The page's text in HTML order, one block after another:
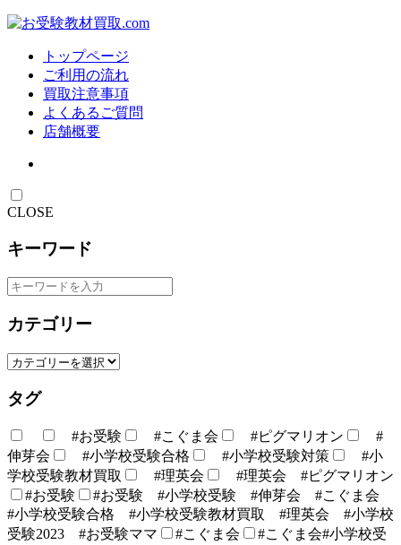
トップページ
ご利用の流れ
買取注意事項
よくあるご質問
店舗概要
CLOSE
キーワード
カテゴリー
タグ
#お受験 #こぐま会 #ピグマリオン
#
伸芽会
#小学校受験合格 #小学校受験対策
#小
学校受験教材買取
#理英会
#理英会 #ピグマリオン
#お受験
#お受験 #小学校受験 #伸芽会 #こぐま会
#小学校受験合格 #小学校受験教材買取 #理英会 #小学校
受験2023 #お受験ママ
#こぐま会
#こぐま会#小学校受